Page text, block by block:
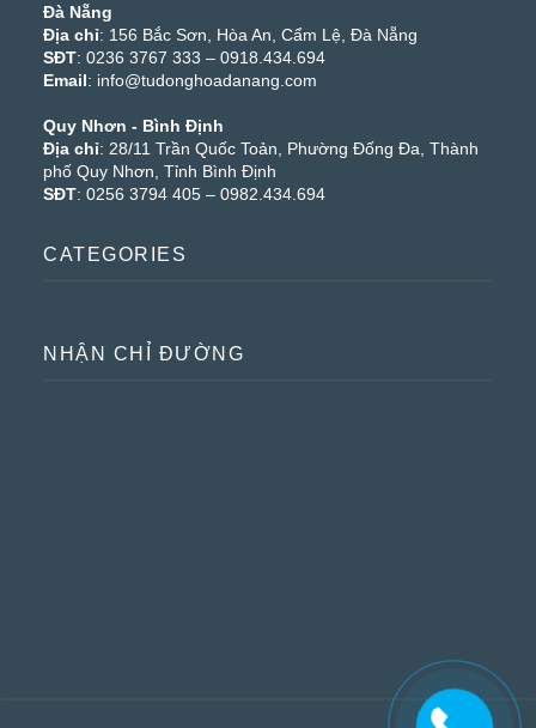
Đà Nẵng
Địa chỉ: 156 Bắc Sơn, Hòa An, Cẩm Lệ, Đà Nẵng
SĐT: 0236 3767 333 – 0918.434.694
Email: info@tudonghoadanang.com
Quy Nhơn - Bình Định
Địa chỉ: 28/11 Trần Quốc Toản, Phường Đống Đa, Thành
phố Quy Nhơn, Tỉnh Bình Định
SĐT: 0256 3794 405 – 0982.434.694
CATEGORIES
NHẬN CHỈ ĐƯỜNG